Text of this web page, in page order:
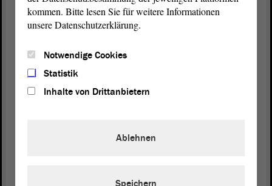
und auf der der Verbund der Augenärztinnen und
Augenärzte vorgetragen hat. Danach ist es so, dass
geringer Prozentsatz der sehr, sehr vielen
Augenverletzungen ich sage nachher noch etwas
zu den Zahlen auf illegale Feuerwerksartikel
zugelassen sind. Insofern interessiert mich Ihre
kommen. Bitte lesen Sie für weitere Informationen
unsere Datenschutzerklärung.
Notwendige Cookies
Statistik
Inhalte von Drittanbietern
Ablehnen
Speichern